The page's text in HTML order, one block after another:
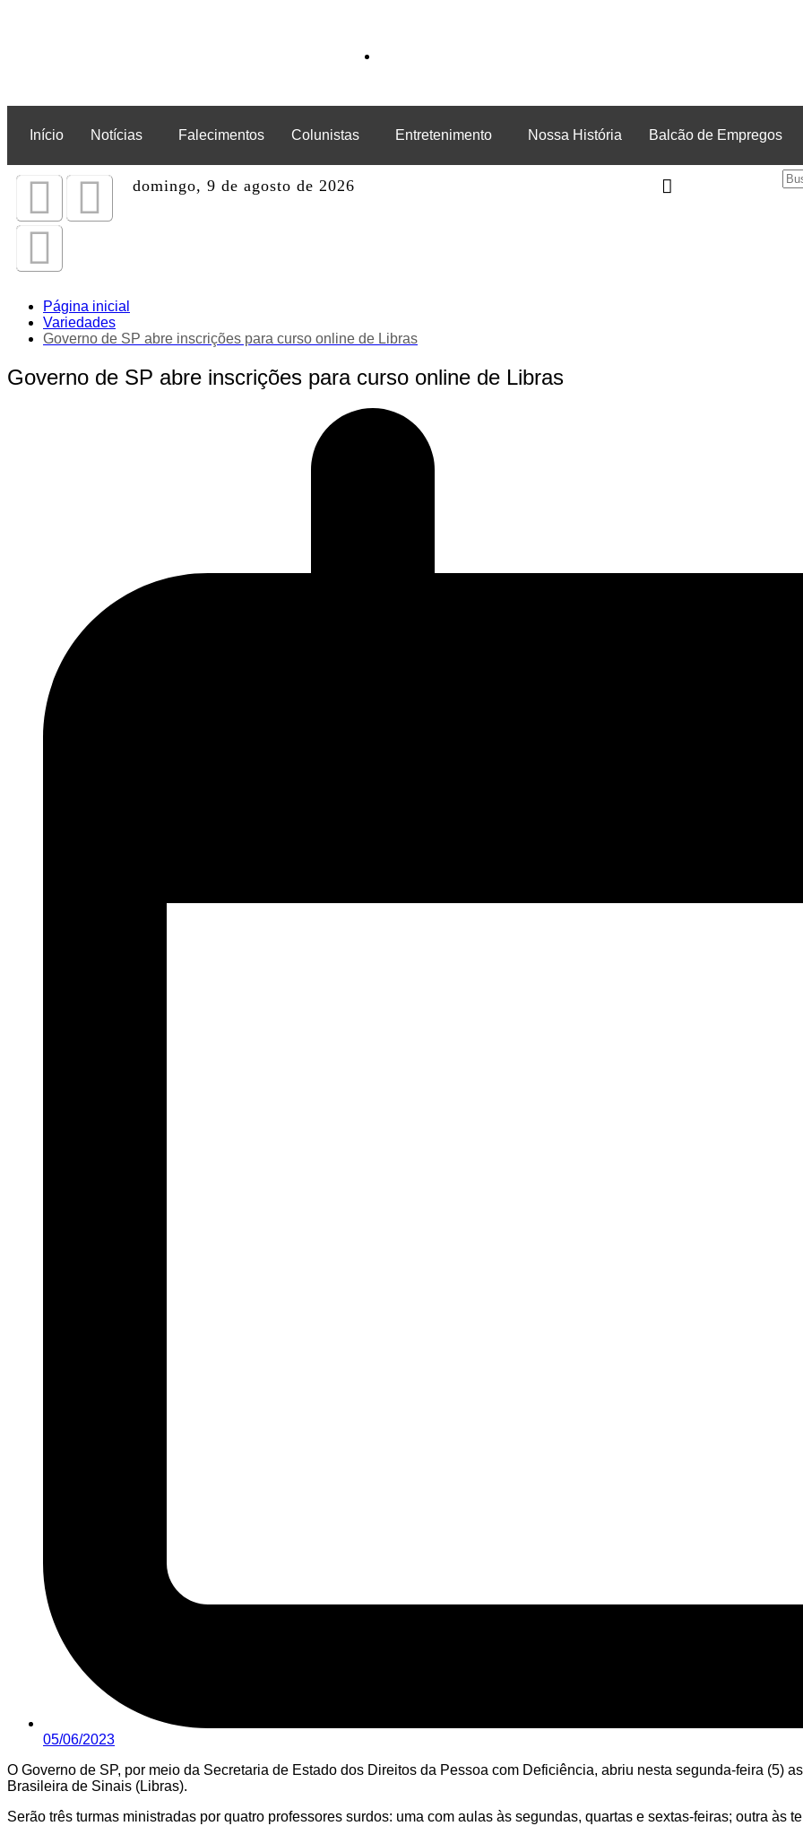
Início Notícias Falecimentos Colunistas Entretenimento Nossa História Balcão de Empregos
domingo, 9 de agosto de 2026
Página inicial
Variedades
Governo de SP abre inscrições para curso online de Libras
Governo de SP abre inscrições para curso online de Libras
05/06/2023
O Governo de SP, por meio da Secretaria de Estado dos Direitos da Pessoa com Deficiência, abriu nesta segunda-feira (5)
Brasileira de Sinais (Libras).
Serão três turmas ministradas por quatro professores surdos: uma com aulas às segundas, quartas e sextas-feiras; outra às